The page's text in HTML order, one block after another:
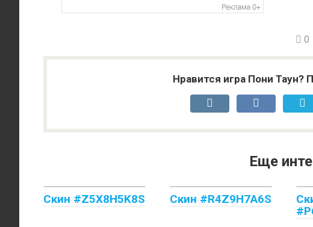
0
Нравится игра Пони Таун?
Еще
Скин #Z5X8H5K8S Скин #R4Z9H7A6S